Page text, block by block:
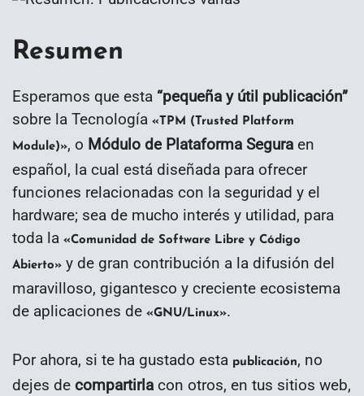
Resumen
Esperamos que esta “pequeña y útil publicación”
sobre la Tecnología «TPM (Trusted Platform
Module)», o Módulo de Plataforma Segura en
español, la cual está diseñada para ofrecer
funciones relacionadas con la seguridad y el
hardware; sea de mucho interés y utilidad, para
toda la «Comunidad de Software Libre y Código
Abierto» y de gran contribución a la difusión del
maravilloso, gigantesco y creciente ecosistema
de aplicaciones de «GNU/Linux».
Por ahora, si te ha gustado esta publicación, no
dejes de compartirla con otros, en tus sitios web,